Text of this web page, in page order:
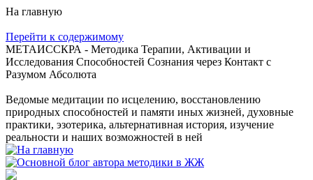
На главную
Перейти к содержимому
МЕТАИССКРА - Методика Терапии, Активации и
Исследования Способностей Сознания через Контакт с
Разумом Абсолюта
Ведомые медитации по исцелению, восстановлению
природных способностей и памяти иных жизней, духовные
практики, эзотерика, альтернативная история, изучение
реальности и наших возможностей в ней